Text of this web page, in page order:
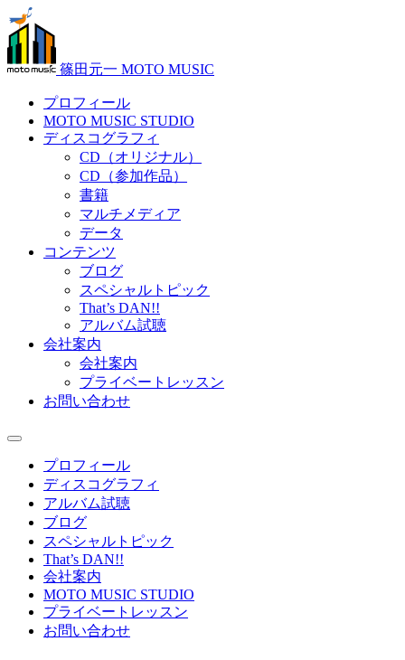
篠田元一 MOTO MUSIC
プロフィール
MOTO MUSIC STUDIO
ディスコグラフィ
CD（オリジナル）
CD（参加作品）
書籍
マルチメディア
データ
コンテンツ
ブログ
スペシャルトピック
That’s DAN!!
アルバム試聴
会社案内
会社案内
プライベートレッスン
お問い合わせ
プロフィール
ディスコグラフィ
アルバム試聴
ブログ
スペシャルトピック
That’s DAN!!
会社案内
MOTO MUSIC STUDIO
プライベートレッスン
お問い合わせ